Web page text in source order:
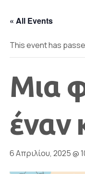
« All Events
This event has
Μια
έναν
6 Απριλίου, 2025 @